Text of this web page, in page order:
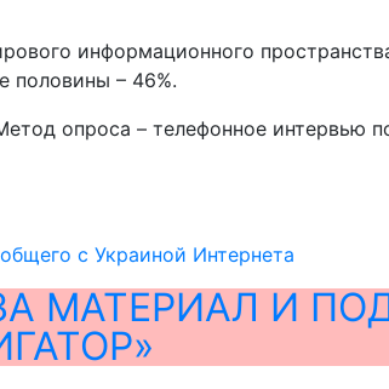
информационного
половины – 46%.
опроса – телефонное интервью
с Украиной Интернета
МАТЕРИАЛ И